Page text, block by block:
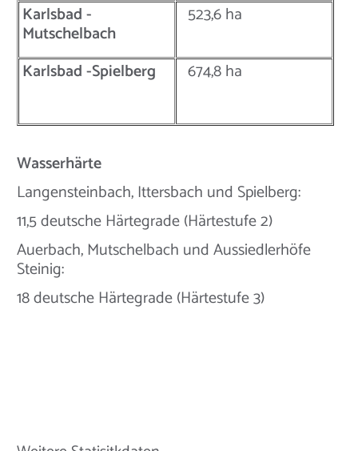
Karlsbad -
Mutschelbach
523,6 ha
Karlsbad -Spielberg 674,8 ha
Wasserhärte
Langensteinbach, Ittersbach und Spielberg:
11,5 deutsche Härtegrade (Härtestufe 2)
Auerbach, Mutschelbach und Aussiedlerhöfe
Steinig:
18 deutsche Härtegrade (Härtestufe 3)